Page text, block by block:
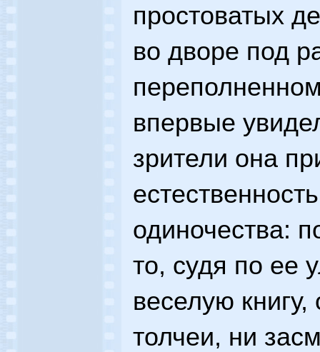
простоватых
во дворе под
впервые
зрители она
одиночества:
то, судя по ее
веселую
толчеи, ни